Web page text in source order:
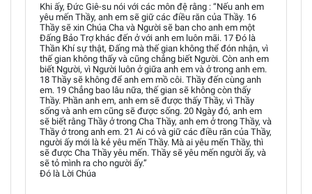
Khi ấy, Đức Giê-su nói với các môn đệ rằng : “Nếu anh em
yêu mến Thầy, anh em sẽ giữ các điều răn của Thầy. 16
Thầy sẽ xin Chúa Cha và Người sẽ ban cho anh em một
Đấng Bảo Trợ khác đến ở với anh em luôn mãi. 17 Đó là
Thần Khí sự thật, Đấng mà thế gian không thể đón nhận, vì
thế gian không thấy và cũng chẳng biết Người. Còn anh em
biết Người, vì Người luôn ở giữa anh em và ở trong anh em.
18 Thầy sẽ không để anh em mồ côi. Thầy đến cùng anh
em. 19 Chẳng bao lâu nữa, thế gian sẽ không còn thấy
Thầy. Phần anh em, anh em sẽ được thấy Thầy, vì Thầy
sống và anh em cũng sẽ được sống. 20 Ngày đó, anh em
sẽ biết rằng Thầy ở trong Cha Thầy, anh em ở trong Thầy, và
Thầy ở trong anh em. 21 Ai có và giữ các điều răn của Thầy,
người ấy mới là kẻ yêu mến Thầy. Mà ai yêu mến Thầy, thì
sẽ được Cha Thầy yêu mến. Thầy sẽ yêu mến người ấy, và
sẽ tỏ mình ra cho người ấy.”
Đó là Lời Chúa